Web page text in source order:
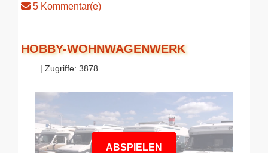
5 Kommentar(e)
HOBBY-WOHNWAGENWERK
| Zugriffe: 3878
ABSPIELEN